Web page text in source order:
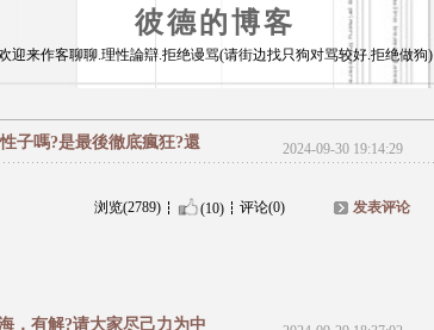
彼德的博客
迎来作客聊聊.理性論辯.拒绝谩骂(请街边找只狗对骂较好.拒绝做狗)
子嗎?是最後徹底瘋狂?還 2024-09-30 19:14:29
浏览(2789) (10) 评论(0) 发表评论
，有解?请大家尽己力为中